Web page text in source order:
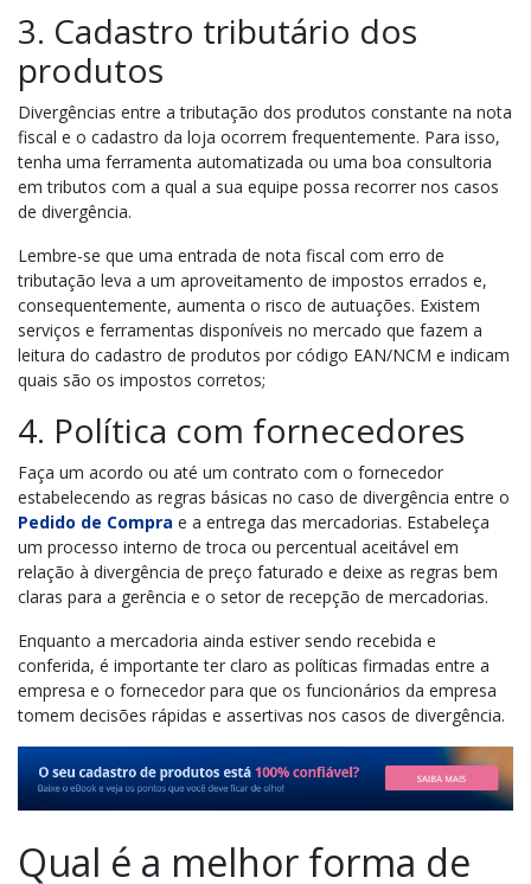
3. Cadastro tributário dos
produtos
Divergências entre a tributação dos produtos constante na nota
fiscal e o cadastro da loja ocorrem frequentemente. Para isso,
tenha uma ferramenta automatizada ou uma boa consultoria
em tributos com a qual a sua equipe possa recorrer nos casos
de divergência.
Lembre-se que uma entrada de nota fiscal com erro de
tributação leva a um aproveitamento de impostos errados e,
consequentemente, aumenta o risco de autuações. Existem
serviços e ferramentas disponíveis no mercado que fazem a
leitura do cadastro de produtos por código EAN/NCM e indicam
quais são os impostos corretos;
4. Política com fornecedores
Faça um acordo ou até um contrato com o fornecedor
estabelecendo as regras básicas no caso de divergência entre o
Pedido de Compra e a entrega das mercadorias. Estabeleça
um processo interno de troca ou percentual aceitável em
relação à divergência de preço faturado e deixe as regras bem
claras para a gerência e o setor de recepção de mercadorias.
Enquanto a mercadoria ainda estiver sendo recebida e
conferida, é importante ter claro as políticas firmadas entre a
empresa e o fornecedor para que os funcionários da empresa
tomem decisões rápidas e assertivas nos casos de divergência.
Qual é a melhor forma de